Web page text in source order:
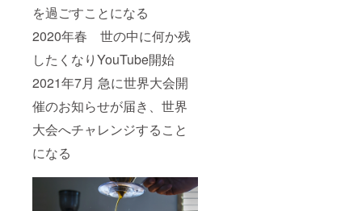
を過ごすことになる
2020年春 世の中に何か残
したくなりYouTube開始
2021年7月 急に世界大会開
催のお知らせが届き、世界
大会へチャレンジすること
になる